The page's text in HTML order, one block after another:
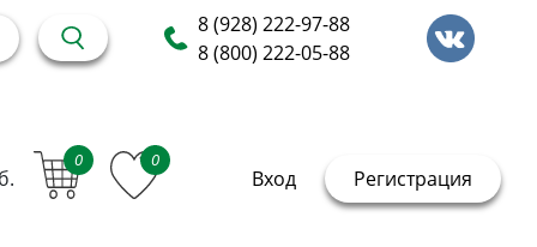
8 (928) 222-97-88
8 (800) 222-05-88
0 0
Вход Регистрация